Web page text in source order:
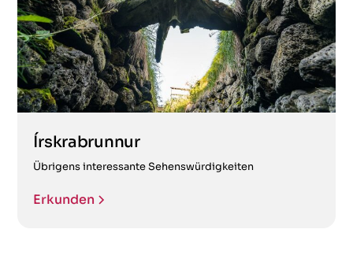
Írskrabrunnur
Übrigens interessante Sehenswürdigkeiten
Erkunden